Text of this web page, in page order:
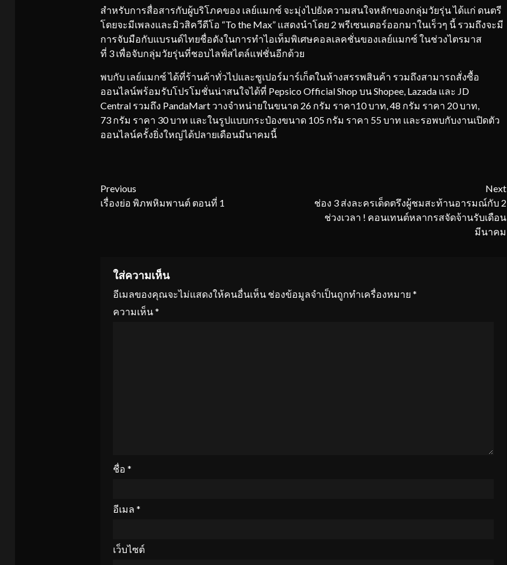
สำหรับการสื่อสารกับผู้บริโภคของ เลย์แมกซ์ จะมุ่งไปยังความสนใจหลักของกลุ่มวัยรุ่น ได้แก่ ดนตรี
โดยจะมีเพลงและมิวสิควีดีโอ “To the Max” แสดงนำโดย 2 พรีเซนเตอร์ออกมาในเร็วๆ นี้ รวมถึงจะมี
การจับมือกับแบรนด์ไทยชื่อดังในการทำไอเท็มพิเศษคอลเลคชั่นของเลย์แมกซ์ ในช่วงไตรมาส
ที่ 3 เพื่อจับกลุ่มวัยรุ่นที่ชอบไลฟ์สไตล์แฟชั่นอีกด้วย
พบกับ เลย์แมกซ์ ได้ที่ร้านค้าทั่วไปและซูเปอร์มาร์เก็ตในห้างสรรพสินค้า รวมถึงสามารถสั่งซื้อ
ออนไลน์พร้อมรับโปรโมชั่นน่าสนใจได้ที่ Pepsico Official Shop บน Shopee, Lazada และ JD
Central รวมถึง PandaMart วางจำหน่ายในขนาด 26 กรัม ราคา10 บาท, 48 กรัม ราคา 20 บาท,
73 กรัม ราคา 30 บาท และในรูปแบบกระป๋องขนาด 105 กรัม ราคา 55 บาท และรอพบกับงานเปิดตัว
ออนไลน์ครั้งยิ่งใหญ่ได้ปลายเดือนมีนาคมนี้
Continue
Reading
Previous
เรื่องย่อ พิภพหิมพานต์ ตอนที่ 1
Next
ช่อง 3 ส่งละครเด็ดตรึงผู้ชมสะท้านอารมณ์กับ 2
ช่วงเวลา ! คอนเทนต์หลากรสจัดจ้านรับเดือน
มีนาคม
ใส่ความเห็น
อีเมลของคุณจะไม่แสดงให้คนอื่นเห็น ช่องข้อมูลจำเป็นถูกทำเครื่องหมาย *
ความเห็น*
ชื่อ *
อีเมล *
เว็บไซต์